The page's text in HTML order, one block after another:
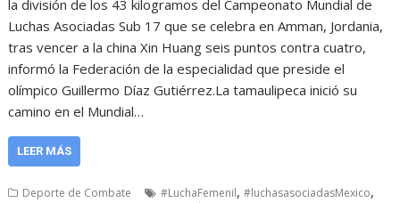
la división de los 43 kilogramos del Campeonato Mundial de
Luchas Asociadas Sub 17 que se celebra en Amman, Jordania,
tras vencer a la china Xin Huang seis puntos contra cuatro,
informó la Federación de la especialidad que preside el
olímpico Guillermo Díaz Gutiérrez.La tamaulipeca inició su
camino en el Mundial…
LEER MÁS
Deporte de Combate #LuchaFemenil,#luchasasociadasMexico,